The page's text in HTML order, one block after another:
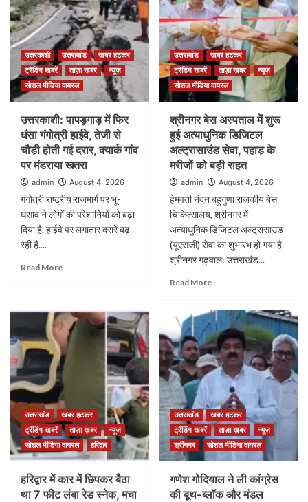
उत्तरकाशी उत्तराखंड
खबर हटकर
ट्रेंडिंग खबरें
ताज़ा ख़बर
न्यूज़
सोशल मीडिया वायरल
उत्तरकाशी: पापड़गाड़ में फिर
धंसा गंगोत्री हाईवे, तेजी से
चौड़ी होती गई दरार, क्यार्क गांव
पर मंडराया खतरा
admin August 4, 2026
गंगोत्री राष्ट्रीय राजमार्ग पर भू-
धंसाव ने लोगों की परेशानियों को बढ़ा
दिया है. हाईवे पर लगातार दरारें बढ़
रही हैं....
Read More
उत्तराखंड
खबर हटकर
ट्रेंडिंग खबरें
ताज़ा ख़बर
न्यूज़
सोशल मीडिया वायरल
श्रीनगर बेस अस्पताल में शुरू
हुई अत्याधुनिक डिजिटल
अल्ट्रासाउंड सेवा, पहाड़ के
मरीजों को बड़ी राहत
admin August 4, 2026
हेमवती नंदन बहुगुणा राजकीय बेस
चिकित्सालय, श्रीनगर में
अत्याधुनिक डिजिटल अल्ट्रासाउंड
(यूएसजी) सेवा का शुभारंभ हो गया है.
श्रीनगर गढ़वाल: उत्तराखंड...
Read More
उत्तराखंड
खबर हटकर
ट्रेंडिंग खबरें
ताज़ा ख़बर
न्यूज़
सोशल मीडिया वायरल
हरिद्वार
हरिद्वार में कार में छिपकर बैठा
था 7 फीट लंबा रेड स्नेक, मचा
उत्तराखंड
खबर हटकर
ट्रेंडिंग खबरें
ताज़ा ख़बर
न्यूज़
श्रीनगर
सोशल मीडिया वायरल
गणेश गोदियाल ने ली कांग्रेस
की बूथ-ब्लॉक और मंडल